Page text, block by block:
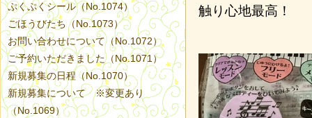
触り心地最高！
ぷくぷくシール（No.1074）
ごほうびたち（No.1073）
お問い合わせについて（No.1072）
ご予約いただきました（No.1071）
新規募集の日程（No.1070）
新規募集について ※変更あり
（No.1069）